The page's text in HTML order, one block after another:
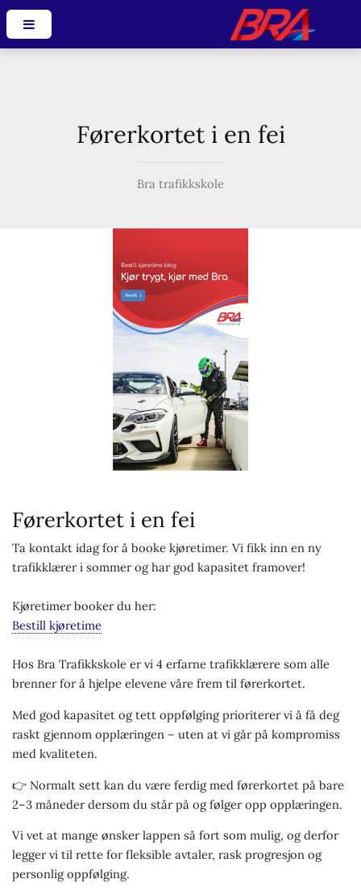
Førerkortet i en fei
Bra trafikkskole
Førerkortet i en fei
Ta kontakt idag for å booke kjøretimer. Vi fikk inn en ny
trafikklærer i sommer og har god kapasitet framover!
Kjøretimer booker du her:
Bestill kjøretime
Hos Bra Trafikkskole er vi 4 erfarne trafikklærere som alle
brenner for å hjelpe elevene våre frem til førerkortet.
Med god kapasitet og tett oppfølging prioriterer vi å få deg
raskt gjennom opplæringen – uten at vi går på kompromiss
med kvaliteten.
👉 Normalt sett kan du være ferdig med førerkortet på bare
2–3 måneder dersom du står på og følger opp opplæringen.
Vi vet at mange ønsker lappen så fort som mulig, og derfor
legger vi til rette for fleksible avtaler, rask progresjon og
personlig oppfølging.